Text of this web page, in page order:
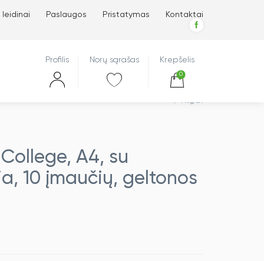
leidinai Paslaugos Pristatymas Kontaktai
Profilis Norų sąrašas Krepšelis
0
Atgal
A4, su
10 įmaučių, geltonos